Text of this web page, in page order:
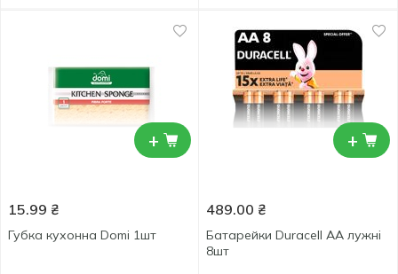
+
15.99 ₴
Губка кухонна Domi 1шт
+
489.00 ₴
Батарейки Duracell AA лужні
8шт